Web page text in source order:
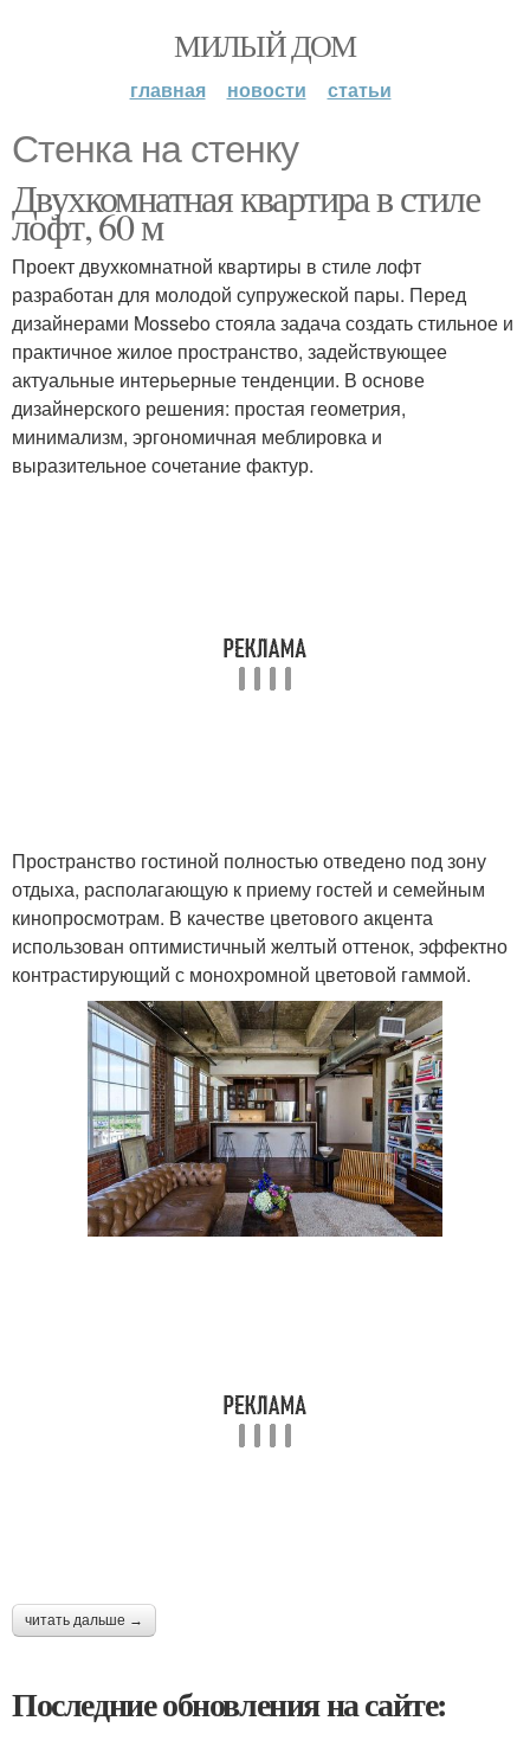
МИЛЫЙ ДОМ
главная новости статьи
Стенка на стенку
Двухкомнатная квартира в стиле
лофт, 60 м
Проект двухкомнатной квартиры в стиле лофт
разработан для молодой супружеской пары. Перед
дизайнерами Mossebo стояла задача создать стильное и
практичное жилое пространство, задействующее
актуальные интерьерные тенденции. В основе
дизайнерского решения: простая геометрия,
минимализм, эргономичная меблировка и
выразительное сочетание фактур.
Пространство гостиной полностью отведено под зону
отдыха, располагающую к приему гостей и семейным
кинопросмотрам. В качестве цветового акцента
использован оптимистичный желтый оттенок, эффектно
контрастирующий с монохромной цветовой гаммой.
читать дальше →
Последние обновления на сайте: